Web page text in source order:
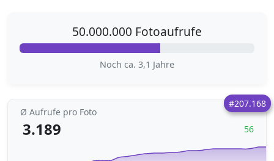
50.000.000 Fotoaufrufe
Noch ca. 3,1 Jahre
#207.168
Ø Aufrufe pro Foto
3.189 56